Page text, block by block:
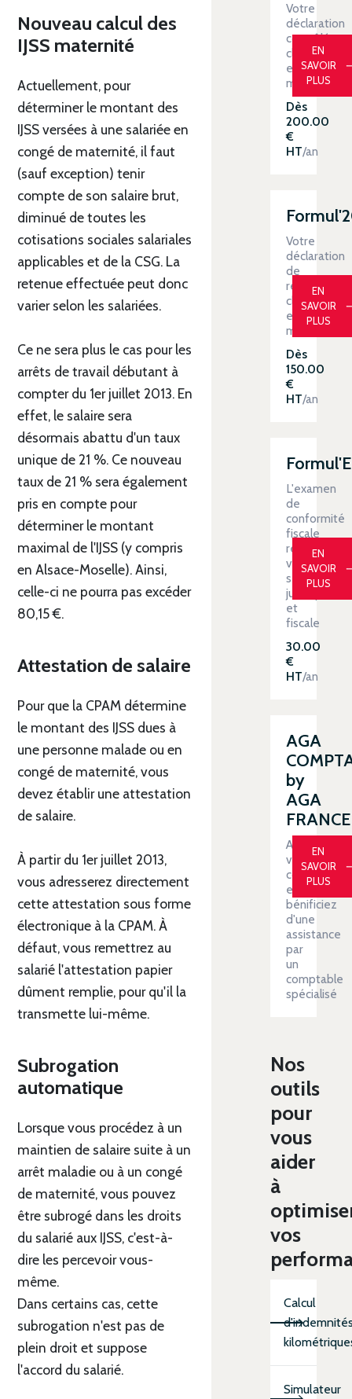
Nouveau calcul des
IJSS maternité
Actuellement, pour
déterminer le montant des
IJSS versées à une salariée en
congé de maternité, il faut
(sauf exception) tenir
compte de son salaire brut,
diminué de toutes les
cotisations sociales salariales
applicables et de la CSG. La
retenue effectuée peut donc
varier selon les salariées.
Ce ne sera plus le cas pour les
arrêts de travail débutant à
compter du 1er juillet 2013. En
effet, le salaire sera
désormais abattu d'un taux
unique de 21 %. Ce nouveau
taux de 21 % sera également
pris en compte pour
déterminer le montant
maximal de l'IJSS (y compris
en Alsace-Moselle). Ainsi,
celle-ci ne pourra pas excéder
80,15 €.
Attestation de salaire
Pour que la CPAM détermine
le montant des IJSS dues à
une personne malade ou en
congé de maternité, vous
devez établir une attestation
de salaire.
À partir du 1er juillet 2013,
vous adresserez directement
cette attestation sous forme
électronique à la CPAM. À
défaut, vous remettrez au
salarié l'attestation papier
dûment remplie, pour qu'il la
transmette lui-même.
Subrogation
automatique
Lorsque vous procédez à un
maintien de salaire suite à un
arrêt maladie ou à un congé
de maternité, vous pouvez
être subrogé dans les droits
du salarié aux IJSS, c'est-à-
dire les percevoir vous-
même.
Dans certains cas, cette
subrogation n'est pas de
plein droit et suppose
l'accord du salarié.
Votre
déclaration
contrôlée
clé
en
main
Dès
200.00
€
HT/an
EN
SAVOIR
PLUS
Votre
déclaration
de
revenus
clé
en
main
Dès
150.00
€
HT/an
EN
SAVOIR
PLUS
L'examen
de
conformité
fiscale
renforce
votre
sécurité
juridique
et
fiscale
30.00
€
HT/an
EN
SAVOIR
PLUS
AGA
by
AGA
FRANCE
Automatiser
votre
comptabilité
et
bénificiez
d'une
assistance
par
un
comptable
spécialisé
EN
SAVOIR
PLUS
Nos
outils
pour
vous
aider
à
vos
Calcul
Simulateur